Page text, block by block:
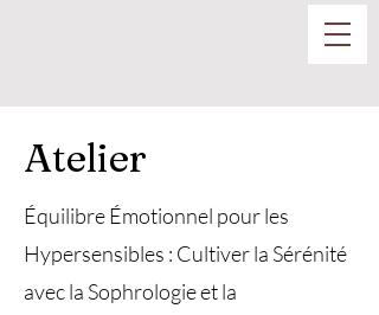
Atelier
Équilibre Émotionnel pour les
Hypersensibles : Cultiver la Sérénité
avec la Sophrologie et la